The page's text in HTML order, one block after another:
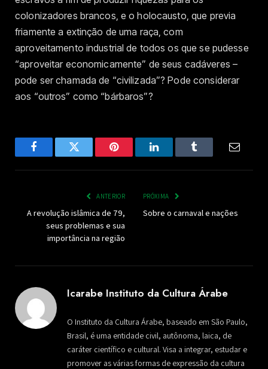
colonizadores brancos, e o holocausto, que previa
friamente a extinção de uma raça, com
aproveitamento industrial de todos os que se pudesse
“aproveitar economicamente” de seus cadáveres –
pode ser chamada de “civilizada”? Pode considerar
aos “outros” como “bárbaros”?
FacebookTwitter Pinterest LinkedInTumblr Email
ANTERIOR
A revolução islâmica de 79,
seus problemas e sua
importância na região
PRÓXIMA
Sobre o carnaval e nações
Icarabe Instituto da Cultura Árabe
O Instituto da Cultura Árabe, baseado em São Paulo,
Brasil, é uma entidade civil, autônoma, laica, de
caráter científico e cultural. Visa a integrar, estudar e
promover as várias formas de expressão da cultura